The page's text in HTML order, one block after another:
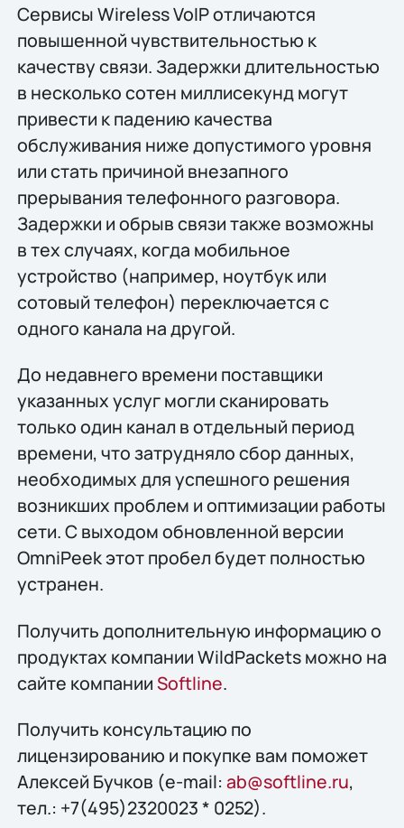
Сервисы Wireless VoIP отличаются
повышенной чувствительностью к
качеству связи. Задержки длительностью
в несколько сотен миллисекунд могут
привести к падению качества
обслуживания ниже допустимого уровня
или стать причиной внезапного
прерывания телефонного разговора.
Задержки и обрыв связи также возможны
в тех случаях, когда мобильное
устройство (например, ноутбук или
сотовый телефон) переключается с
одного канала на другой.
До недавнего времени поставщики
указанных услуг могли сканировать
только один канал в отдельный период
времени, что затрудняло сбор данных,
необходимых для успешного решения
возникших проблем и оптимизации работы
сети. С выходом обновленной версии
OmniPeek этот пробел будет полностью
устранен.
Получить дополнительную информацию о
продуктах компании WildPackets можно на
сайте компанииSoftline.
Получить конcультацию по
лицензированию и покупке вам поможет
Алексей Бучков (e-mail: ab@softline.ru,
тел.: +7(495)2320023 * 0252).